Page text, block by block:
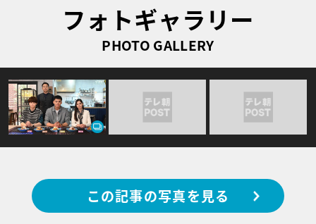
フォトギャラリー
PHOTO GALLERY
この記事の写真を見る